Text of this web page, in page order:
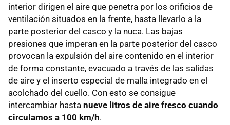
interior dirigen el aire que penetra por los orificios de
ventilación situados en la frente, hasta llevarlo a la
parte posterior del casco y la nuca. Las bajas
presiones que imperan en la parte posterior del casco
provocan la expulsión del aire contenido en el interior
de forma constante, evacuado a través de las salidas
de aire y el inserto especial de malla integrado en el
acolchado del cuello. Con esto se consigue
intercambiar hasta nueve litros de aire fresco cuando
circulamos a 100 km/h.